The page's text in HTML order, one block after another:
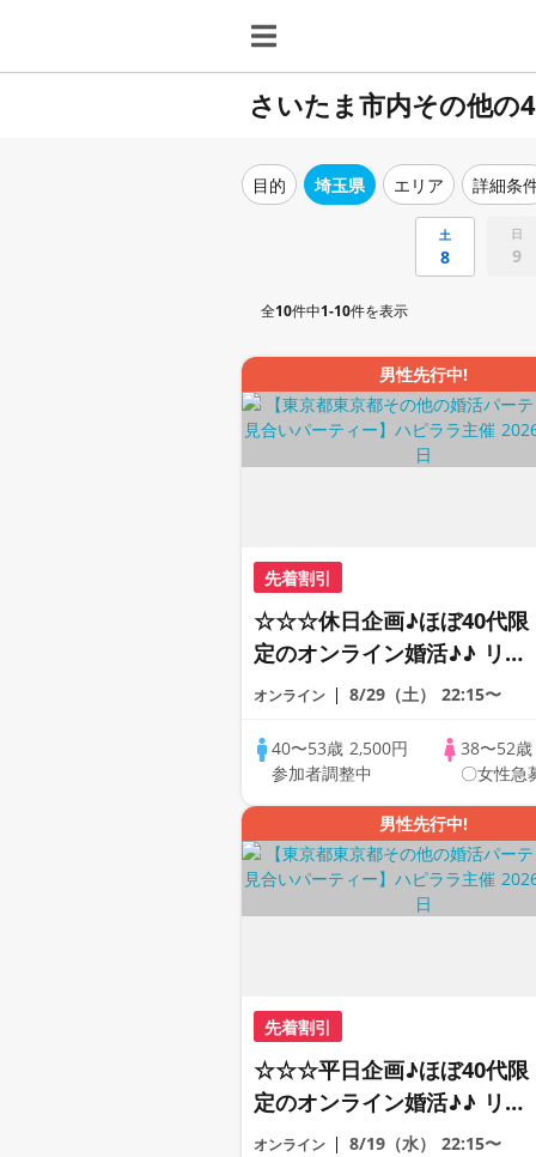
さいたま市内その他の
目的 埼玉県 エリア 詳細条
土
8
日
9
全10件中1-10件を表示
男性先行中!
先着割引
☆☆☆休日企画♪ほぼ40代限
定のオンライン婚活♪♪ リモ
ートの出会い応援♪♪ おうち
の方が対象☆ 司会進行あり
♪♪ THE 44s ONLINE
PARTY!!
オンライン 8/29（土） 22:15〜
40〜53歳 2,500円
参加者調整中
38〜52歳
〇女性急
男性先行中!
先着割引
☆☆☆平日企画♪ほぼ40代限
定のオンライン婚活♪♪ リモ
ートの出会い応援♪♪ おうち
オンライン 8/19（水） 22:15〜